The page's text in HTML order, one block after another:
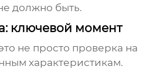
должно быть.
ключевой момент
не просто проверка на
характеристикам.